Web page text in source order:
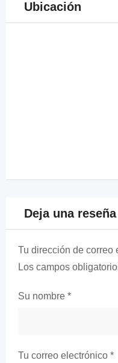
Ubicación
Deja una reseña
Tu dirección de correo
Los campos
Su nombre *
Tu correo electrónico *